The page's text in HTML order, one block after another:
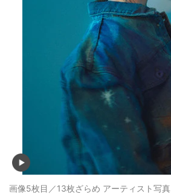
画像5枚目／13枚ざらめ アーティスト写真